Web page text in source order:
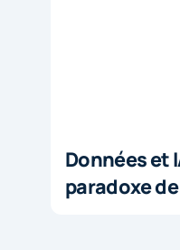
Données et
paradoxe